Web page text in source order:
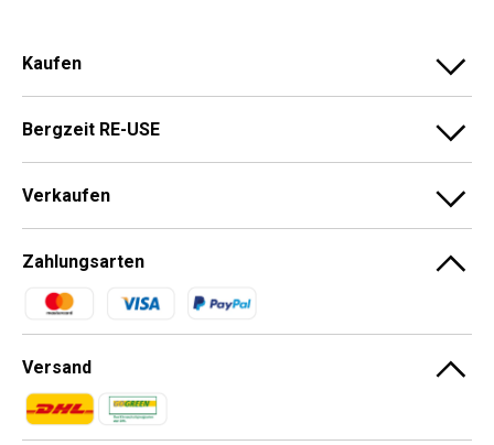
Kaufen
Bergzeit RE-USE
Verkaufen
Zahlungsarten
Zahlungsmethoden
Versand
Zahlungsmethoden